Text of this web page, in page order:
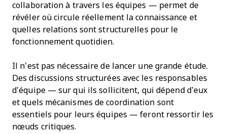
collaboration à travers les équipes — permet de
révéler où circule réellement la connaissance et
quelles relations sont structurelles pour le
fonctionnement quotidien.
Il n’est pas nécessaire de lancer une grande étude.
Des discussions structurées avec les responsables
d’équipe — sur qui ils sollicitent, qui dépend d’eux
et quels mécanismes de coordination sont
essentiels pour leurs équipes — feront ressortir les
nœuds critiques.